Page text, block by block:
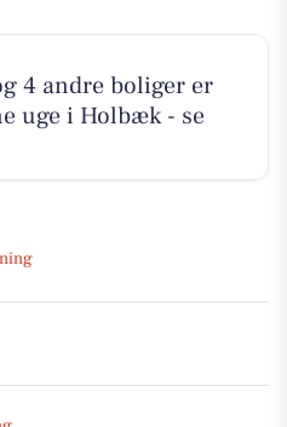
4 andre boliger er
uge i Holbæk - se